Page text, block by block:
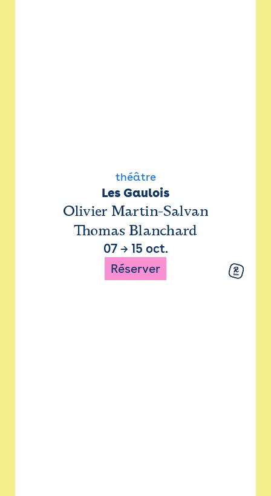
théâtre
Les Gaulois
Olivier Martin-Salvan
Thomas Blanchard
07→ 15 oct.
Réserver